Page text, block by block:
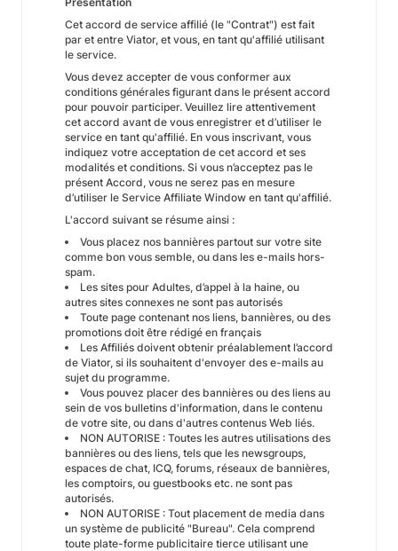
Cet accord de service affilié (le "Contrat") est fait
par et entre Viator, et vous, en tant qu'affilié utilisant
le service.
Vous devez accepter de vous conformer aux
conditions générales figurant dans le présent accord
pour pouvoir participer. Veuillez lire attentivement
cet accord avant de vous enregistrer et d’utiliser le
service en tant qu'affilié. En vous inscrivant, vous
indiquez votre acceptation de cet accord et ses
modalités et conditions. Si vous n’acceptez pas le
présent Accord, vous ne serez pas en mesure
d’utiliser le Service Affiliate Window en tant qu'affilié.
L'accord suivant se résume ainsi :
Vous placez nos bannières partout sur votre site
comme bon vous semble, ou dans les e-mails hors-
spam.
Les sites pour Adultes, d’appel à la haine, ou
autres sites connexes ne sont pas autorisés
Toute page contenant nos liens, bannières, ou des
promotions doit être rédigé en français
Les Affiliés doivent obtenir préalablement l’accord
de Viator, si ils souhaitent d'envoyer des e-mails au
sujet du programme.
Vous pouvez placer des bannières ou des liens au
sein de vos bulletins d'information, dans le contenu
de votre site, ou dans d'autres contenus Web liés.
NON AUTORISE : Toutes les autres utilisations des
bannières ou des liens, tels que les newsgroups,
espaces de chat, ICQ, forums, réseaux de bannières,
les comptoirs, ou guestbooks etc. ne sont pas
autorisés.
NON AUTORISE : Tout placement de media dans
un système de publicité "Bureau". Cela comprend
toute plate-forme publicitaire tierce utilisant une